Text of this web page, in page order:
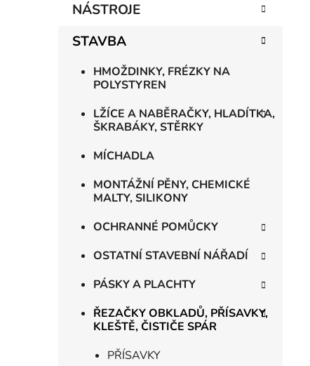
NÁSTROJE
STAVBA
HMOŽDINKY, FRÉZKY NA
POLYSTYREN
LŽÍCE A NABĚRAČKY, HLADÍTKA,
ŠKRABÁKY, STĚRKY
MÍCHADLA
MONTÁŽNÍ PĚNY, CHEMICKÉ
MALTY, SILIKONY
OCHRANNÉ POMŮCKY
OSTATNÍ STAVEBNÍ NÁŘADÍ
PÁSKY A PLACHTY
ŘEZAČKY OBKLADŮ, PŘÍSAVKY,
KLEŠTĚ, ČISTIČE SPÁR
PŘÍSAVKY